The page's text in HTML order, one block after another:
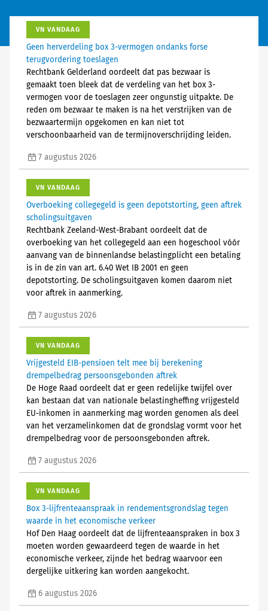
VN VANDAAG
Geen herverdeling box 3-vermogen ondanks forse
terugvordering toeslagen
Rechtbank Gelderland oordeelt dat pas bezwaar is
gemaakt toen bleek dat de verdeling van het box 3-
vermogen voor de toeslagen zeer ongunstig uitpakte. De
reden om bezwaar te maken is na het verstrijken van de
bezwaartermijn opgekomen en kan niet tot
verschoonbaarheid van de termijnoverschrijding leiden.
7 augustus 2026
VN VANDAAG
Overboeking collegegeld is geen depotstorting, geen aftrek
scholingsuitgaven
Rechtbank Zeeland-West-Brabant oordeelt dat de
overboeking van het collegegeld aan een hogeschool vóór
aanvang van de binnenlandse belastingplicht een betaling
is in de zin van art. 6.40 Wet IB 2001 en geen
depotstorting. De scholingsuitgaven komen daarom niet
voor aftrek in aanmerking.
7 augustus 2026
VN VANDAAG
Vrijgesteld EIB-pensioen telt mee bij berekening
drempelbedrag persoonsgebonden aftrek
De Hoge Raad oordeelt dat er geen redelijke twijfel over
kan bestaan dat van nationale belastingheffing vrijgesteld
EU-inkomen in aanmerking mag worden genomen als deel
van het verzamelinkomen dat de grondslag vormt voor het
drempelbedrag voor de persoonsgebonden aftrek.
7 augustus 2026
VN VANDAAG
Box 3-lijfrenteaanspraak in rendementsgrondslag tegen
waarde in het economische verkeer
Hof Den Haag oordeelt dat de lijfrenteaanspraken in box 3
moeten worden gewaardeerd tegen de waarde in het
economische verkeer, zijnde het bedrag waarvoor een
dergelijke uitkering kan worden aangekocht.
6 augustus 2026